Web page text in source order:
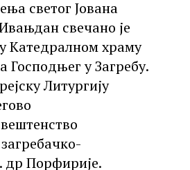
светог Јована
свечано је
Катедралном храму
у Загребу.
Литургију
др Порфирије.